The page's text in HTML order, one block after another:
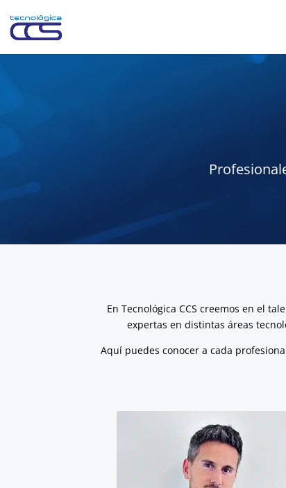
En Tecnológica CCS creemos en el
expertas en distintas áreas
Aquí puedes conocer a cada